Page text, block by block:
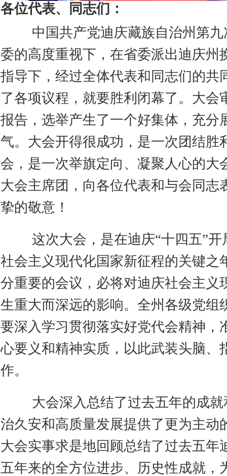
各位代表、同志们：
中国共产党迪庆藏族自治州第九
委的高度重视下，在省委派出迪庆州
指导下，经过全体代表和同志们的共
了各项议程，就要胜利闭幕了。大会
报告，选举产生了一个好集体，充分
气。大会开得很成功，是一次团结胜
会，是一次举旗定向、凝聚人心的大
大会主席团，向各位代表和与会同志
挚的敬意！
这次大会，是在迪庆“十四五”开
社会主义现代化国家新征程的关键之
分重要的会议，必将对迪庆社会主义
生重大而深远的影响。全州各级党组
要深入学习贯彻落实好党代会精神，
心要义和精神实质，以此武装头脑、
作。
大会深入总结了过去五年的成就
治久安和高质量发展提供了更为主动
大会实事求是地回顾总结了过去五年
五年来的全方位进步、历史性成就，